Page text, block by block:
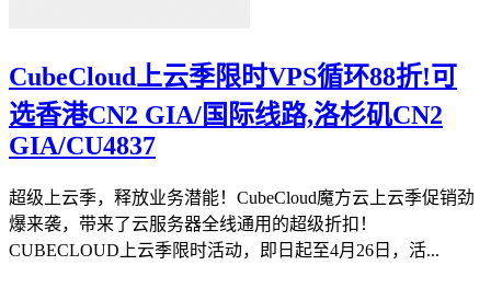
CubeCloud上云季限时VPS循环88折!可
选香港CN2 GIA/国际线路,洛杉矶CN2
GIA/CU4837
超级上云季，释放业务潜能！CubeCloud魔方云上云季促销劲
爆来袭，带来了云服务器全线通用的超级折扣！
CUBECLOUD上云季限时活动，即日起至4月26日，活...